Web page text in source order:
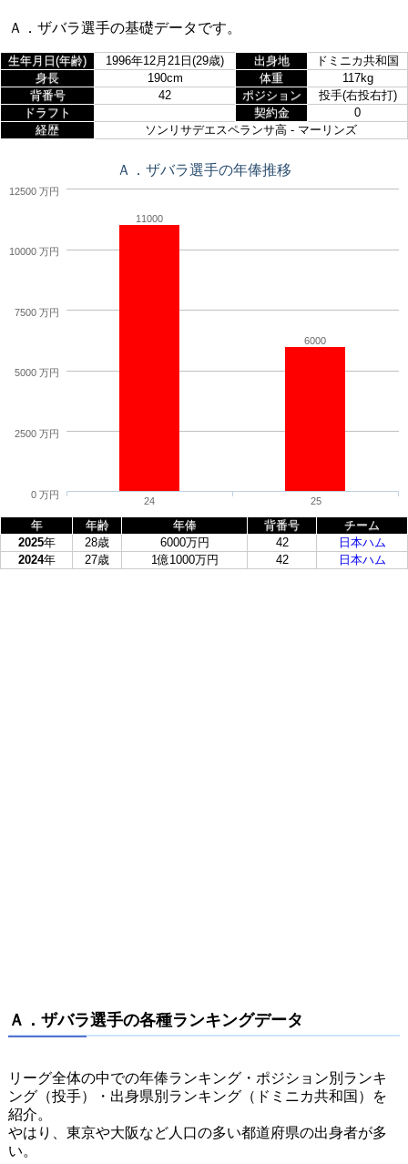
Ａ．ザバラ選手の基礎データです。
生年月日(年齢) 1996年12月21日(29歳) 出身地
ドミニカ共和国
身長
190cm 体重
117kg
背番号
42 ポジション
投手(右投右打)
ドラフト
契約金
0
経歴
ソンリサデエスペランサ高 - マーリンズ
Ａ．ザバラ選手の年俸推移
11000
6000
24 25
0 万円
10000 万円
2500 万円
5000 万円
7500 万円
12500 万円
年 年齢 年俸 背番号
チーム
2025年 28歳 6000万円 42
日本ハム
2024年 27歳 1億1000万円 42 日本ハム
Ａ．ザバラ選手の各種ランキングデータ
リーグ全体の中での年俸ランキング・ポジション別ランキ
ング（投手）・出身県別ランキング（ドミニカ共和国）を
紹介。
やはり、東京や大阪など人口の多い都道府県の出身者が多
い。